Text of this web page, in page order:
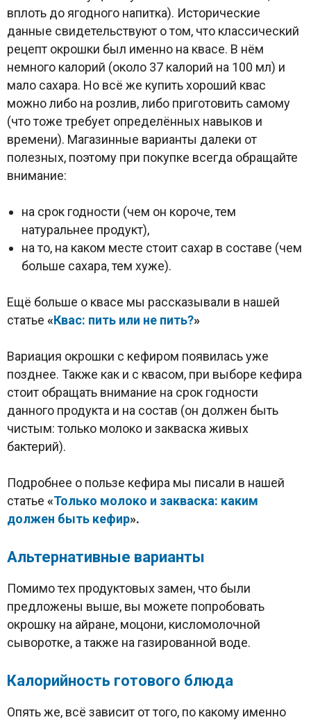
вплоть до ягодного напитка). Исторические
данные свидетельствуют о том, что классический
рецепт окрошки был именно на квасе. В нём
немного калорий (около 37 калорий на 100 мл) и
мало сахара. Но всё же купить хороший квас
можно либо на розлив, либо приготовить самому
(что тоже требует определённых навыков и
времени). Магазинные варианты далеки от
полезных, поэтому при покупке всегда обращайте
внимание:
на срок годности (чем он короче, тем
натуральнее продукт),
на то, на каком месте стоит сахар в составе (чем
больше сахара, тем хуже).
Ещё больше о квасе мы рассказывали в нашей
статье «Квас: пить или не пить?»
Вариация окрошки с кефиром появилась уже
позднее. Также как и с квасом, при выборе кефира
стоит обращать внимание на срок годности
данного продукта и на состав (он должен быть
чистым: только молоко и закваска живых
бактерий).
Подробнее о пользе кефира мы писали в нашей
статье «Только молоко и закваска: каким
должен быть кефир».
Альтернативные варианты
Помимо тех продуктовых замен, что были
предложены выше, вы можете попробовать
окрошку на айране, моцони, кисломолочной
сыворотке, а также на газированной воде.
Калорийность готового блюда
Опять же, всё зависит от того, по какому именно